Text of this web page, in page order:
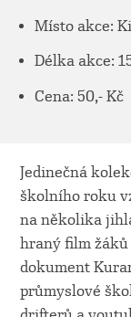
Místo akce:
Délka akce:
Cena: 50,- Kč
Jedinečná
školního roku
na několika
hraný film žáků
dokument
průmyslové